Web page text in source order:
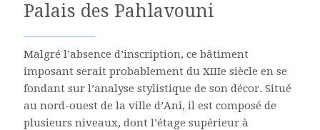
Palais des Pahlavouni
Malgré l’absence d’inscription, ce bâtiment
imposant serait probablement du XIIIe siècle en se
fondant sur l’analyse stylistique de son décor. Situé
au nord-ouest de la ville d’Ani, il est composé de
plusieurs niveaux, dont l’étage supérieur à